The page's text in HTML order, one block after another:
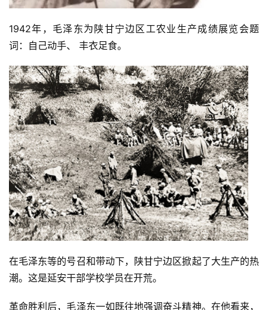
1942年，毛泽东为陕甘宁边区工农业生产成绩展览会题
词：自己动手、 丰衣足食。
在毛泽东等的号召和带动下，陕甘宁边区掀起了大生产的热
潮。这是延安干部学校学员在开荒。
革命胜利后，毛泽东一如既往地强调奋斗精神。在他看来，